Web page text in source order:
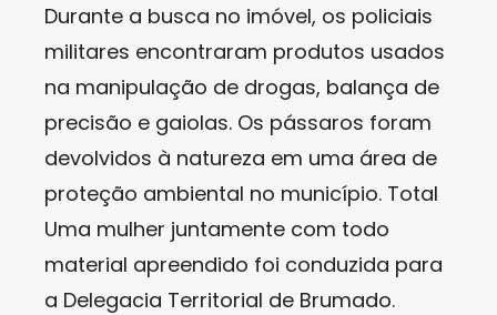
Durante a busca no imóvel, os policiais
militares encontraram produtos usados
na manipulação de drogas, balança de
precisão e gaiolas. Os pássaros foram
devolvidos à natureza em uma área de
proteção ambiental no município. Total
Uma mulher juntamente com todo
material apreendido foi conduzida para
a Delegacia Territorial de Brumado.